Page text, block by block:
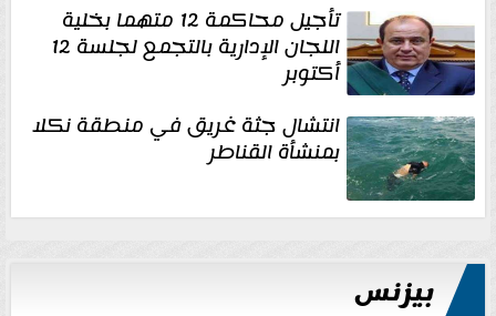
تأجيل محاكمة 12 متهما بخلية
اللجان الإدارية بالتجمع لجلسة 12
أكتوبر
انتشال جثة غريق في منطقة نكلا
بمنشأة القناطر
بيزنس